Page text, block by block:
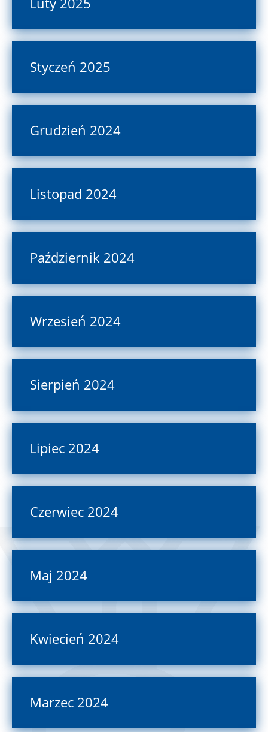
Styczeń 2025
Grudzień 2024
Listopad 2024
Październik 2024
Wrzesień 2024
Sierpień 2024
Lipiec 2024
Czerwiec 2024
Maj 2024
Kwiecień 2024
Marzec 2024